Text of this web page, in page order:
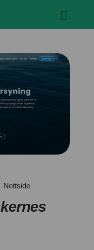
Nettside